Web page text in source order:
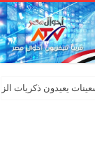
يعيدون ذكريات